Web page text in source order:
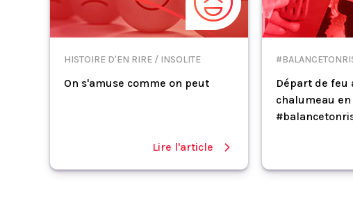
HISTOIRE D'EN RIRE / INSOLITE
On s'amuse comme on peut
Lire l'article
Départ de feu
chalumeau